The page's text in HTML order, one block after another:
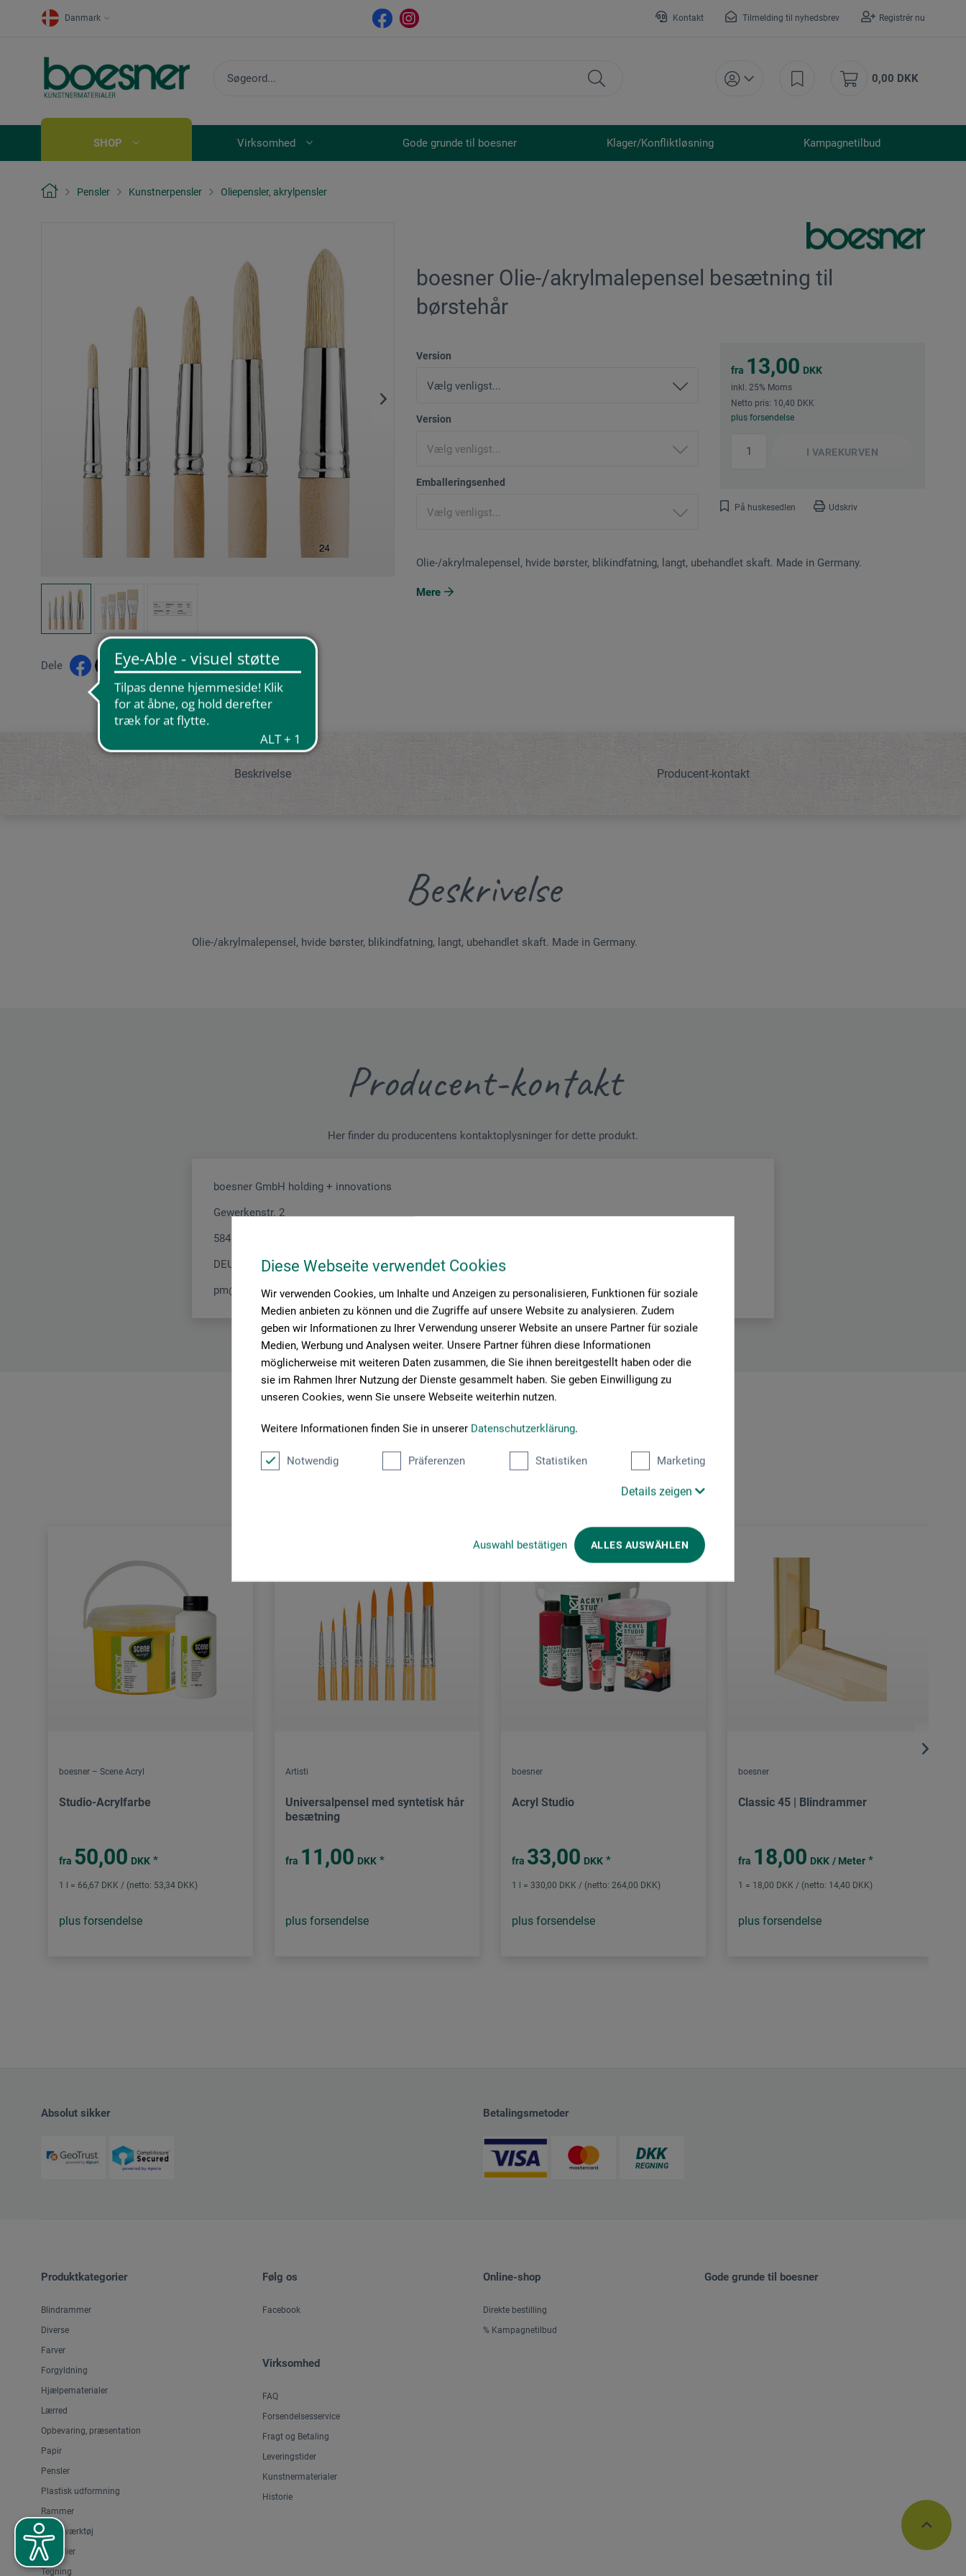
Diese Webseite verwendet Cookies
Wir verwenden Cookies, um Inhalte und Anzeigen zu personalisieren, Funktionen für soziale
Medien anbieten zu können und die Zugriffe auf unsere Website zu analysieren. Zudem
geben wir Informationen zu Ihrer Verwendung unserer Website an unsere Partner für soziale
Medien, Werbung und Analysen weiter. Unsere Partner führen diese Informationen
möglicherweise mit weiteren Daten zusammen, die Sie ihnen bereitgestellt haben oder die
sie im Rahmen Ihrer Nutzung der Dienste gesammelt haben. Sie geben Einwilligung zu
unseren Cookies, wenn Sie unsere Webseite weiterhin nutzen.
Weitere Informationen finden Sie in unserer Datenschutzerklärung.
Notwendig Präferenzen Statistiken Marketing
Details zeigen
Auswahl bestätigen ALLES AUSWÄHLEN
Danmark Kontakt Tilmelding til nyhedsbrev Registrér nu
0,00 DKK
SHOP Virksomhed Gode grunde til boesner Klager/Konfliktløsning Kampagnetilbud
Pensler Kunstnerpensler Oliepensler, akrylpensler
boesner Olie-/akrylmalepensel besætning til
børstehår
Version
Version
Emballeringsenhed
fra 13,00 DKK
inkl. 25% Moms
Netto pris: 10,40 DKK
plus forsendelse
I VAREKURVEN
På huskesedlen Udskriv
Dele
Olie-/akrylmalepensel, hvide børster, blikindfatning, langt, ubehandlet skaft. Made in Germany.
Mere
Beskrivelse Producent-kontakt
Beskrivelse
Olie-/akrylmalepensel, hvide børster, blikindfatning, langt, ubehandlet skaft. Made in Germany.
Producent-kontakt
Her finder du producentens kontaktoplysninger for dette produkt.
boesner GmbH holding + innovations
Gewerkenstr. 2
58456 Witten
DEUTSCHLAND
pm@boesner.com
Kunder købte også
boesner – Scene Acryl
Studio-Acrylfarbe
fra 50,00 DKK *
1 l = 66,67 DKK / (netto: 53,34 DKK)
plus forsendelse
Artisti
Universalpensel med syntetisk hår
besætning
fra 11,00 DKK *
plus forsendelse
boesner
Acryl Studio
fra 33,00 DKK *
1 l = 330,00 DKK / (netto: 264,00 DKK)
plus forsendelse
boesner
Classic 45 | Blindrammer
fra 18,00 DKK / Meter *
1 = 18,00 DKK / (netto: 14,40 DKK)
plus forsendelse
Absolut sikker Betalingsmetoder
Produktkategorier
Blindrammer
Diverse
Farver
Forgyldning
Hjælpematerialer
Lærred
Opbevaring, præsentation
Papir
Pensler
Plastisk udformning
Rammer
Skæreværktøj
Staffelier
Tegning
Følg os
Facebook
Virksomhed
FAQ
Forsendelsesservice
Fragt og Betaling
Leveringstider
Kunstnermaterialer
Historie
Online-shop
Direkte bestilling
% Kampagnetilbud
Gode grunde til boesner